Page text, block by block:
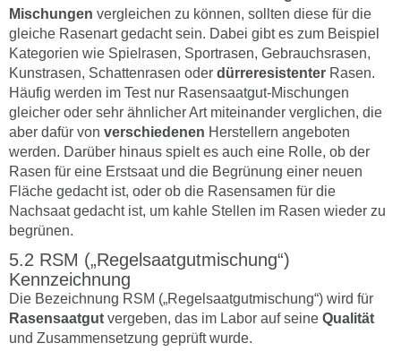
Mischungen vergleichen zu können, sollten diese für die
gleiche Rasenart gedacht sein. Dabei gibt es zum Beispiel
Kategorien wie Spielrasen, Sportrasen, Gebrauchsrasen,
Kunstrasen, Schattenrasen oder dürreresistenter Rasen.
Häufig werden im Test nur Rasensaatgut-Mischungen
gleicher oder sehr ähnlicher Art miteinander verglichen, die
aber dafür von verschiedenen Herstellern angeboten
werden. Darüber hinaus spielt es auch eine Rolle, ob der
Rasen für eine Erstsaat und die Begrünung einer neuen
Fläche gedacht ist, oder ob die Rasensamen für die
Nachsaat gedacht ist, um kahle Stellen im Rasen wieder zu
begrünen.
RSM („Regelsaatgutmischung“)
Kennzeichnung
Die Bezeichnung RSM („Regelsaatgutmischung“) wird für
Rasensaatgut vergeben, das im Labor auf seine Qualität
und Zusammensetzung geprüft wurde.